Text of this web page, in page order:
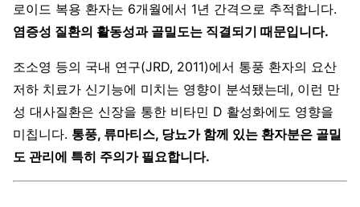
로이드 복용 환자는 6개월에서 1년 간격으로 추적합니다.
염증성 질환의 활동성과 골밀도는 직결되기 때문입니다.
조소영 등의 국내 연구(JRD, 2011)에서 통풍 환자의 요산
저하 치료가 신기능에 미치는 영향이 분석됐는데, 이런 만
성 대사질환은 신장을 통한 비타민 D 활성화에도 영향을
미칩니다. 통풍, 류마티스, 당뇨가 함께 있는 환자분은 골밀
도 관리에 특히 주의가 필요합니다.